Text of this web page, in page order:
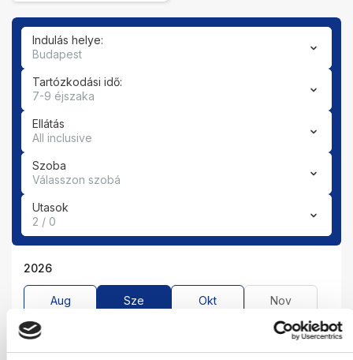
Indulás helye:
Budapest
Tartózkodási idő:
7-9 éjszaka
Ellátás
All inclusive
Szoba
Válasszon szobá
Utasok
2 / 0
2026
Aug Sze Okt Nov